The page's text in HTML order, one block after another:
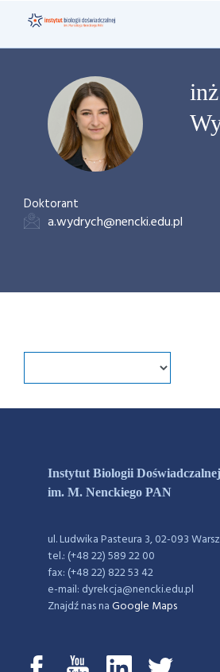
Doktorant
a.wydrych@nencki.edu.pl
Instytut Biologii Doświadczalnej
im. M. Nenckiego PAN
ul. Ludwika Pasteura 3, 02-093
tel.: (+48 22) 589 22 00
fax: (+48 22) 822 53 42
e-mail: dyrekcja@nencki.edu.pl
Znajdź nas naGoogle Maps